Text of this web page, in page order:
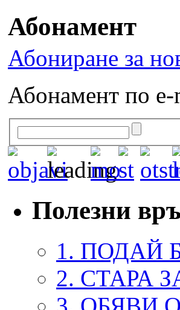
Абонамент
Абониране за
Абонамент по e-
Полезни
1. ПОДАЙ
2. СТАРА